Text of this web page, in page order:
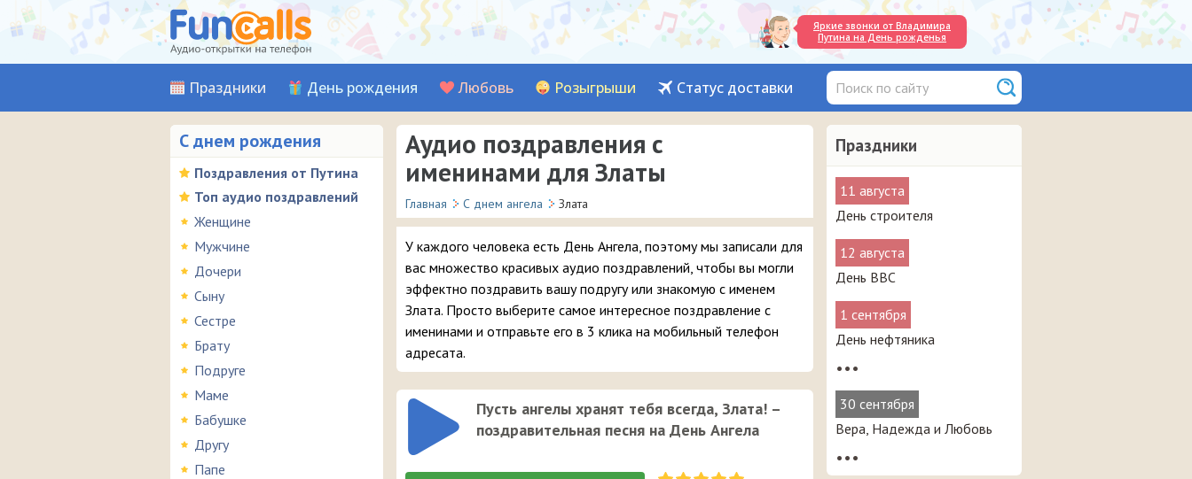
Яркие звонки от Владимира
Путина на День рожденья
Праздники День рождения Любовь Розыгрыши Статус доставки
С днем рождения
Поздравления от Путина
Топ аудио поздравлений
Женщине
Мужчине
Дочери
Сыну
Сестре
Брату
Подруге
Маме
Бабушке
Другу
Папе
Праздники
11 августа
День строителя
12 августа
День ВВС
1 сентября
День нефтяника
•••
30 сентября
Вера, Надежда и Любовь
•••
Аудио поздравления с
именинами для Златы
Главная С днем ангела Злата
У каждого человека есть День Ангела, поэтому мы записали для
вас множество красивых аудио поздравлений, чтобы вы могли
эффектно поздравить вашу подругу или знакомую с именем
Злата. Просто выберите самое интересное поздравление с
именинами и отправьте его в 3 клика на мобильный телефон
адресата.
Пусть ангелы хранят тебя всегда, Злата! –
поздравительная песня на День Ангела